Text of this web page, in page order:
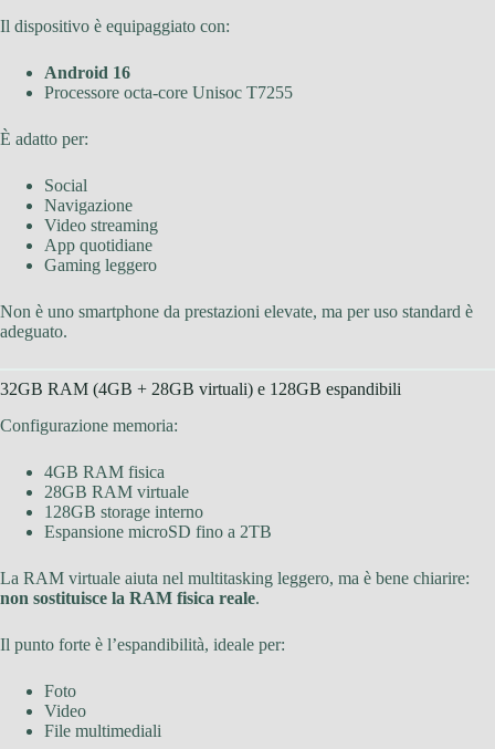
Il dispositivo è equipaggiato con:
Android 16
Processore octa-core Unisoc T7255
È adatto per:
Social
Navigazione
Video streaming
App quotidiane
Gaming leggero
Non è uno smartphone da prestazioni elevate, ma per uso standard è
adeguato.
32GB RAM (4GB + 28GB virtuali) e 128GB espandibili
Configurazione memoria:
4GB RAM fisica
28GB RAM virtuale
128GB storage interno
Espansione microSD fino a 2TB
La RAM virtuale aiuta nel multitasking leggero, ma è bene chiarire:
non sostituisce la RAM fisica reale.
Il punto forte è l’espandibilità, ideale per:
Foto
Video
File multimediali